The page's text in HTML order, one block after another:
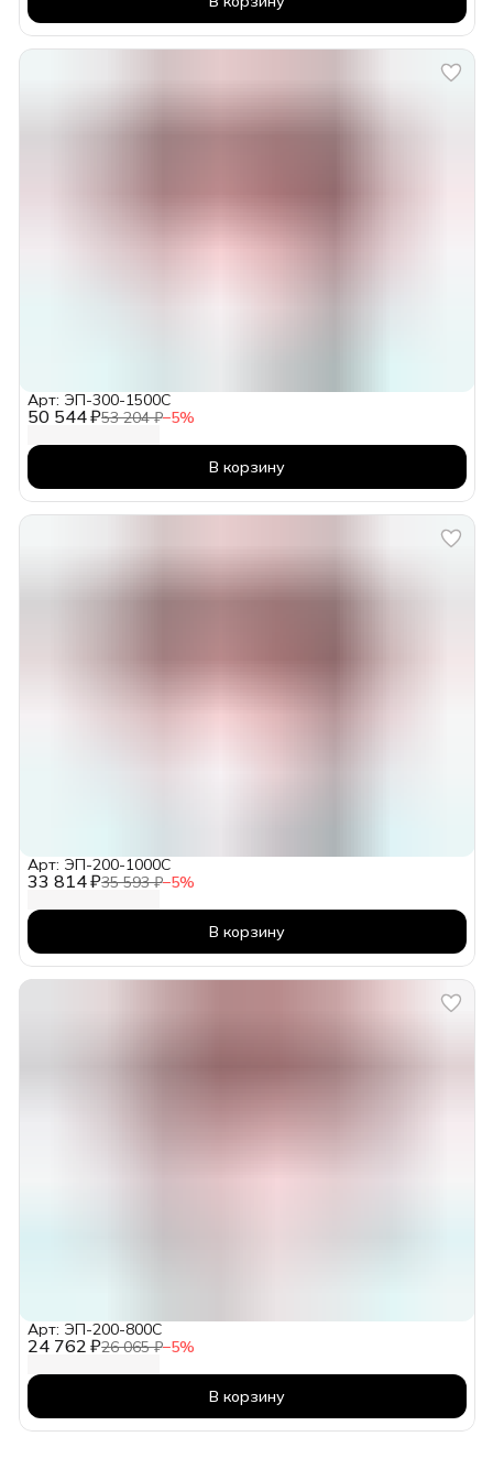
50 544 ₽53 204 ₽−5%
Арт: ЭП-300-1500C
В корзину
33 814 ₽35 593 ₽−5%
Арт: ЭП-200-1000С
В корзину
24 762 ₽26 065 ₽−5%
Арт: ЭП-200-800С
В корзину